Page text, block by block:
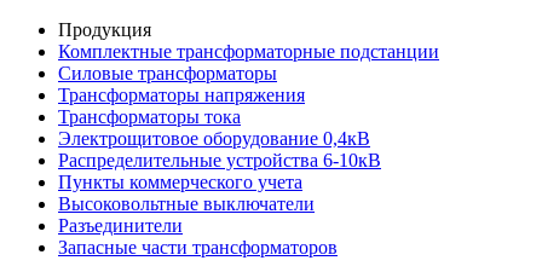
Продукция
Комплектные трансформаторные подстанции
Силовые трансформаторы
Трансформаторы напряжения
Трансформаторы тока
Электрощитовое оборудование 0,4кВ
Распределительные устройства 6-10кВ
Пункты коммерческого учета
Высоковольтные выключатели
Разъединители
Запасные части трансформаторов